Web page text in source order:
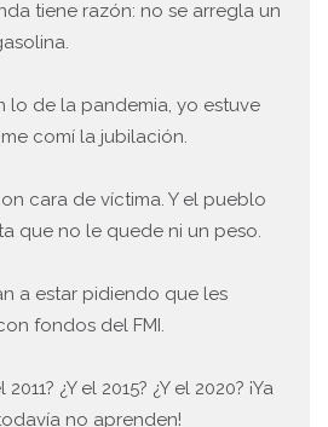
tiene razón: no se arregla un
lo de la pandemia, yo estuve
comí la jubilación.
cara de víctima. Y el pueblo
que no le quede ni un peso.
a estar pidiendo que les
fondos del FMI.
¿Y el 2015? ¿Y el 2020? ¡Ya
no aprenden!